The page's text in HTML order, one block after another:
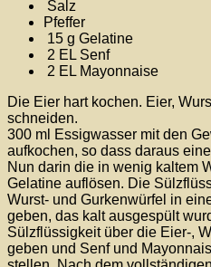
Salz
Pfeffer
15 g Gelatine
2 EL Senf
2 EL Mayonnaise
Die Eier hart kochen. Eier,
schneiden.
300 ml Essigwasser mit den
aufkochen, so dass daraus
Nun darin die in wenig kaltem
Gelatine auflösen. Die
Wurst- und Gurkenwürfel in
geben, das kalt ausgespült
Sülzflüssigkeit über die Eier-,
geben und Senf und